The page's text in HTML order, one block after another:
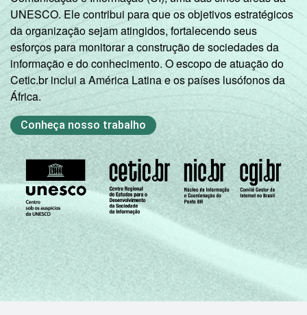
Classe
social
2015
Classe A 94
Classe B 96
Classe D/ E
Condição
de
atividade
PEA 96 58
Não PEA 91 39
Base: 153.402.880 usuários de telefone
celular. Respostas estimuladas e rodiziadas.
Cada item apresentado se refere apenas aos
resultados da alternativa sim. Dados
coletados entre Novembro de 2015 e Junho
UNESCO. Ele contribui para que os objetivos estratégicos
da organização sejam atingidos, fortalecendo seus
esforços para monitorar a construção de sociedades da
informação e do conhecimento. O escopo de atuação do
Cetic.br inclui a América Latina e os países lusófonos da
África.
Conheça nosso trabalho